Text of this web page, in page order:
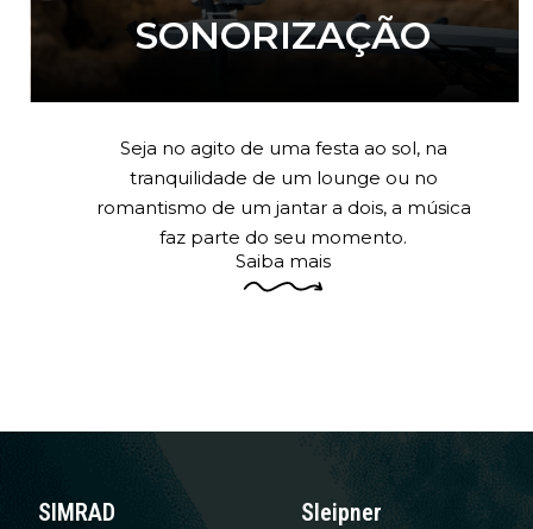
SONORIZAÇÃO
Seja no agito de uma festa ao sol, na
tranquilidade de um lounge ou no
romantismo de um jantar a dois, a música
faz parte do seu momento.
Saiba mais
SIMRAD Sleipner